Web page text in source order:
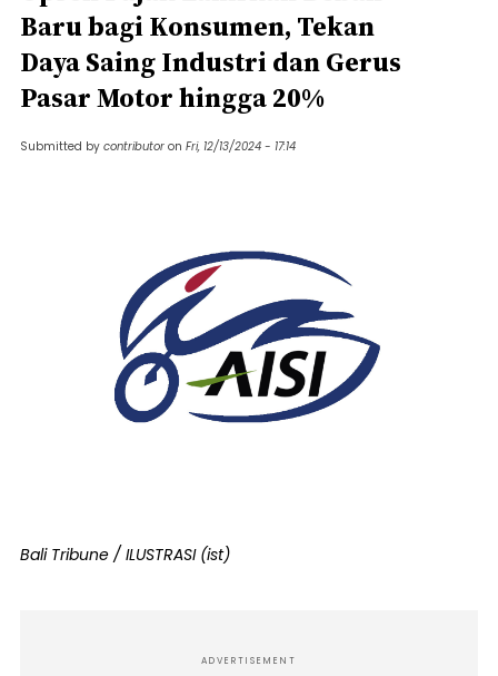
Baru bagi Konsumen, Tekan
Daya Saing Industri dan Gerus
Pasar Motor hingga 20%
Submitted by contributor on Fri, 12/13/2024 - 17:14
Bali Tribune / ILUSTRASI (ist)
ADVERTISEMENT